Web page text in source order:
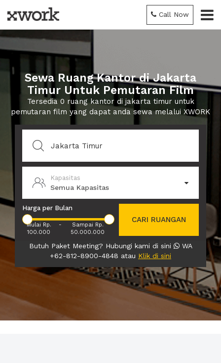
Call Now
Sewa Ruang Kantor di Jakarta
Timur Untuk Pemutaran Film
Tersedia 0 ruang kantor di jakarta timur untuk
pemutaran film yang dapat anda sewa melalui XWORK
Kapasitas
Semua Kapasitas
Harga per Bulan
Mulai Rp.
100.000
-
Sampai Rp.
50.000.000
CARI RUANGAN
Butuh Paket Meeting? Hubungi kami di sini
WA
+62-812-8900-4848 atau Klik di sini